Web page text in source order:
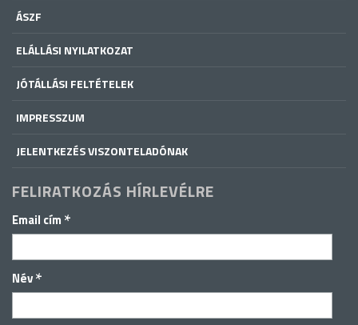
ÁSZF
ELÁLLÁSI NYILATKOZAT
JÓTÁLLÁSI FELTÉTELEK
IMPRESSZUM
JELENTKEZÉS VISZONTELADÓNAK
FELIRATKOZÁS HÍRLEVÉLRE
Email cím *
Név*